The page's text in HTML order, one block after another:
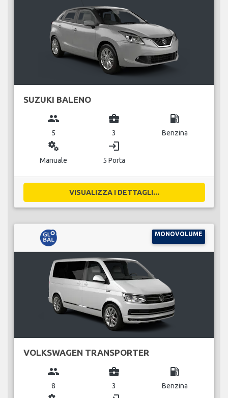
SUZUKI BALENO
group
5
business_center
3
local_gas_station
Benzina
miscellaneous_services
Manuale
login
5 Porta
VISUALIZZA I DETTAGLI...
MONOVOLUME
VOLKSWAGEN TRANSPORTER
group
8
business_center
3
local_gas_station
Benzina